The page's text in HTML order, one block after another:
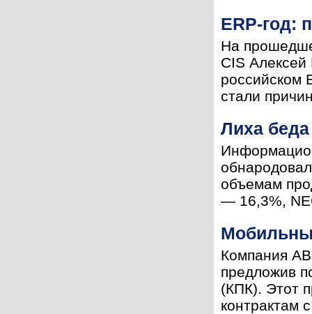
ERP-год:
На
CIS
российском
стали
Лиха
объемам
— 16,3%,
Компания
предложив
(КПК). Этот
контрактам